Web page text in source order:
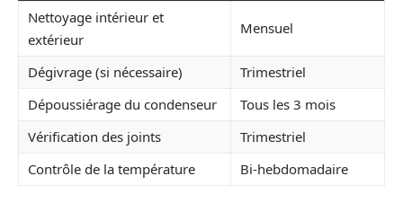
Nettoyage intérieur et
extérieur
Mensuel
Dégivrage (si nécessaire)
Trimestriel
Dépoussiérage du condenseur
Tous les 3 mois
Vérification des joints
Trimestriel
Contrôle de la température
Bi-hebdomadaire